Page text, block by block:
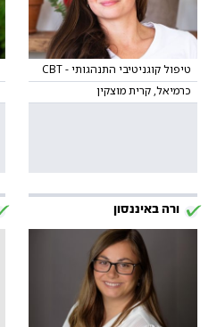
טיפול קוגניטיבי התנהגותי - CBT
כרמיאל, קרית מוצקין
ורה באיננסון